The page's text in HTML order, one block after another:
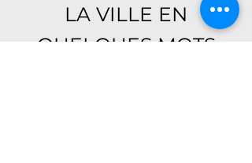
LA VILLE EN
QUELQUES MOTS